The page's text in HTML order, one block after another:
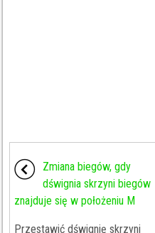
Zmiana biegów, gdy
dśwignia skrzyni biegów
znajduje się w położeniu M
Przestawić dśwignię skrzyni